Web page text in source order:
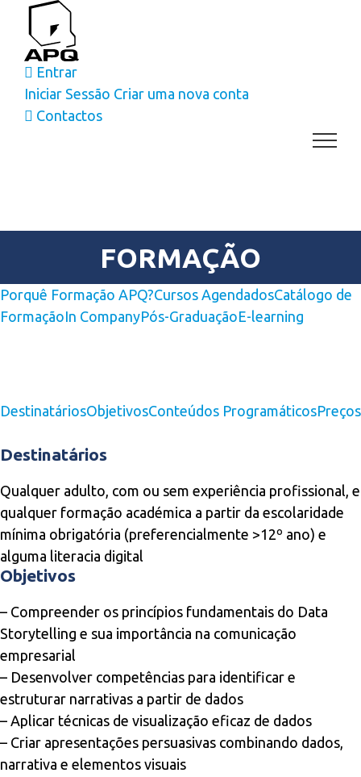
content
Entrar
Iniciar Sessão Criar uma nova conta
Contactos
FORMAÇÃO
Porquê Formação APQ?Cursos AgendadosCatálogo de
FormaçãoIn CompanyPós-GraduaçãoE-learning
DestinatáriosObjetivosConteúdos ProgramáticosPreços
Destinatários
Qualquer adulto, com ou sem experiência profissional, e
qualquer formação académica a partir da escolaridade
mínima obrigatória (preferencialmente >12º ano) e
alguma literacia digital
Objetivos
– Compreender os princípios fundamentais do Data
Storytelling e sua importância na comunicação
empresarial
– Desenvolver competências para identificar e
estruturar narrativas a partir de dados
– Aplicar técnicas de visualização eficaz de dados
– Criar apresentações persuasivas combinando dados,
narrativa e elementos visuais